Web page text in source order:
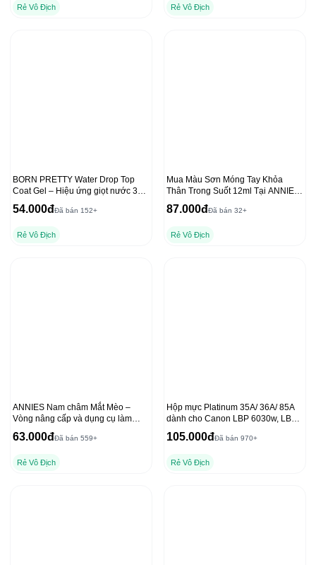
Rẻ Vô Địch Rẻ Vô Địch
BORN PRETTY Water Drop Top
Coat Gel – Hiệu ứng giọt nước 3D
trong suốt
54.000đĐã bán 152+
Rẻ Vô Địch
Mua Màu Sơn Móng Tay Khỏa
Thân Trong Suốt 12ml Tại ANNIES
với Dụng Cụ Che Freeline
87.000đĐã bán 32+
Rẻ Vô Địch
ANNIES Nam châm Mắt Mèo –
Vòng nâng cấp và dụng cụ làm
móng tay chất lượng
63.000đĐã bán 559+
Rẻ Vô Địch
Hộp mực Platinum 35A/ 36A/ 85A
dành cho Canon LBP 6030w, LBP
6000 và HP P1102, 1212NF
105.000đĐã bán 970+
Rẻ Vô Địch